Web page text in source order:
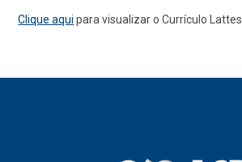
Clique aqui para visualizar o Currículo Lattes